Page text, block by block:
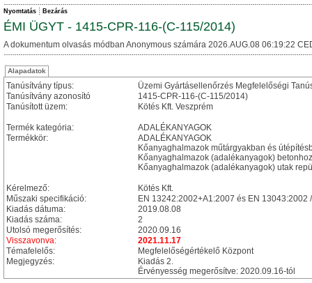
Nyomtatás Bezárás
ÉMI ÜGYT - 1415-CPR-116-(C-115/2014)
A dokumentum olvasás módban Anonymous számára 2026.AUG.08 06:19:22
Alapadatok
Tanúsítvány típus:
Üzemi Gyártásellenőrzés Megfelelőségi
Tanúsítvány azonosító
1415-CPR-116-(C-115/2014)
Tanúsított üzem:
Kötés Kft. Veszprém
Termék kategória:
ADALÉKANYAGOK
Termékkör:
ADALÉKANYAGOK
Kőanyaghalmazok műtárgyakban és
Kőanyaghalmazok (adalékanyagok)
Kőanyaghalmazok (adalékanyagok) utak
Kérelmező:
Kötés Kft.
Műszaki specifikáció:
EN 13242:2002+A1:2007 és EN
Kiadás dátuma:
2019.08.08
Kiadás száma:
2
Utolsó megerősítés:
2020.09.16
Visszavonva:
2021.11.17
Témafelelős:
Megfelelőségértékelő Központ
Megjegyzés:
Kiadás 2.
Érvényesség megerősítve: 2020.09.16-tól